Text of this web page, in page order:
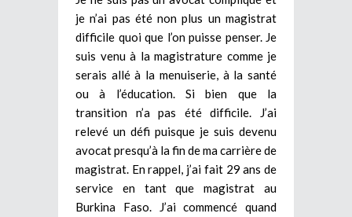
je n’ai pas été non plus un magistrat
difficile quoi que l’on puisse penser. Je
suis venu à la magistrature comme je
serais allé à la menuiserie, à la santé
ou à l’éducation. Si bien que la
transition n’a pas été difficile. J’ai
relevé un défi puisque je suis devenu
avocat presqu’à la fin de ma carrière de
magistrat. En rappel, j’ai fait 29 ans de
service en tant que magistrat au
Burkina Faso. J’ai commencé quand